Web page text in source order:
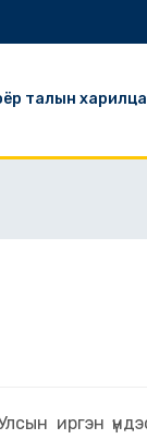
талын
иргэн